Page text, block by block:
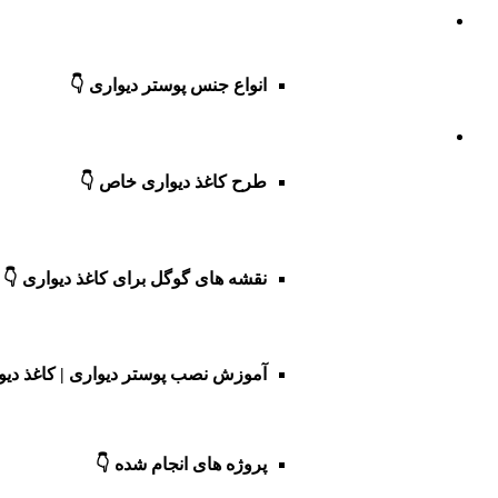
انواع جنس پوستر دیواری 👇
طرح کاغذ دیواری خاص 👇
نقشه های گوگل برای کاغذ دیواری 👇
آموزش نصب پوستر دیواری | کاغذ
پروژه های انجام شده 👇